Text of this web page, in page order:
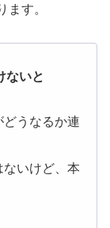
ます。
ないと
どうなるか連
いけど、本